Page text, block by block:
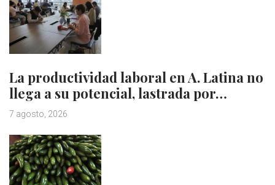
La productividad laboral en A. Latina no
llega a su potencial, lastrada por…
7 agosto, 2026